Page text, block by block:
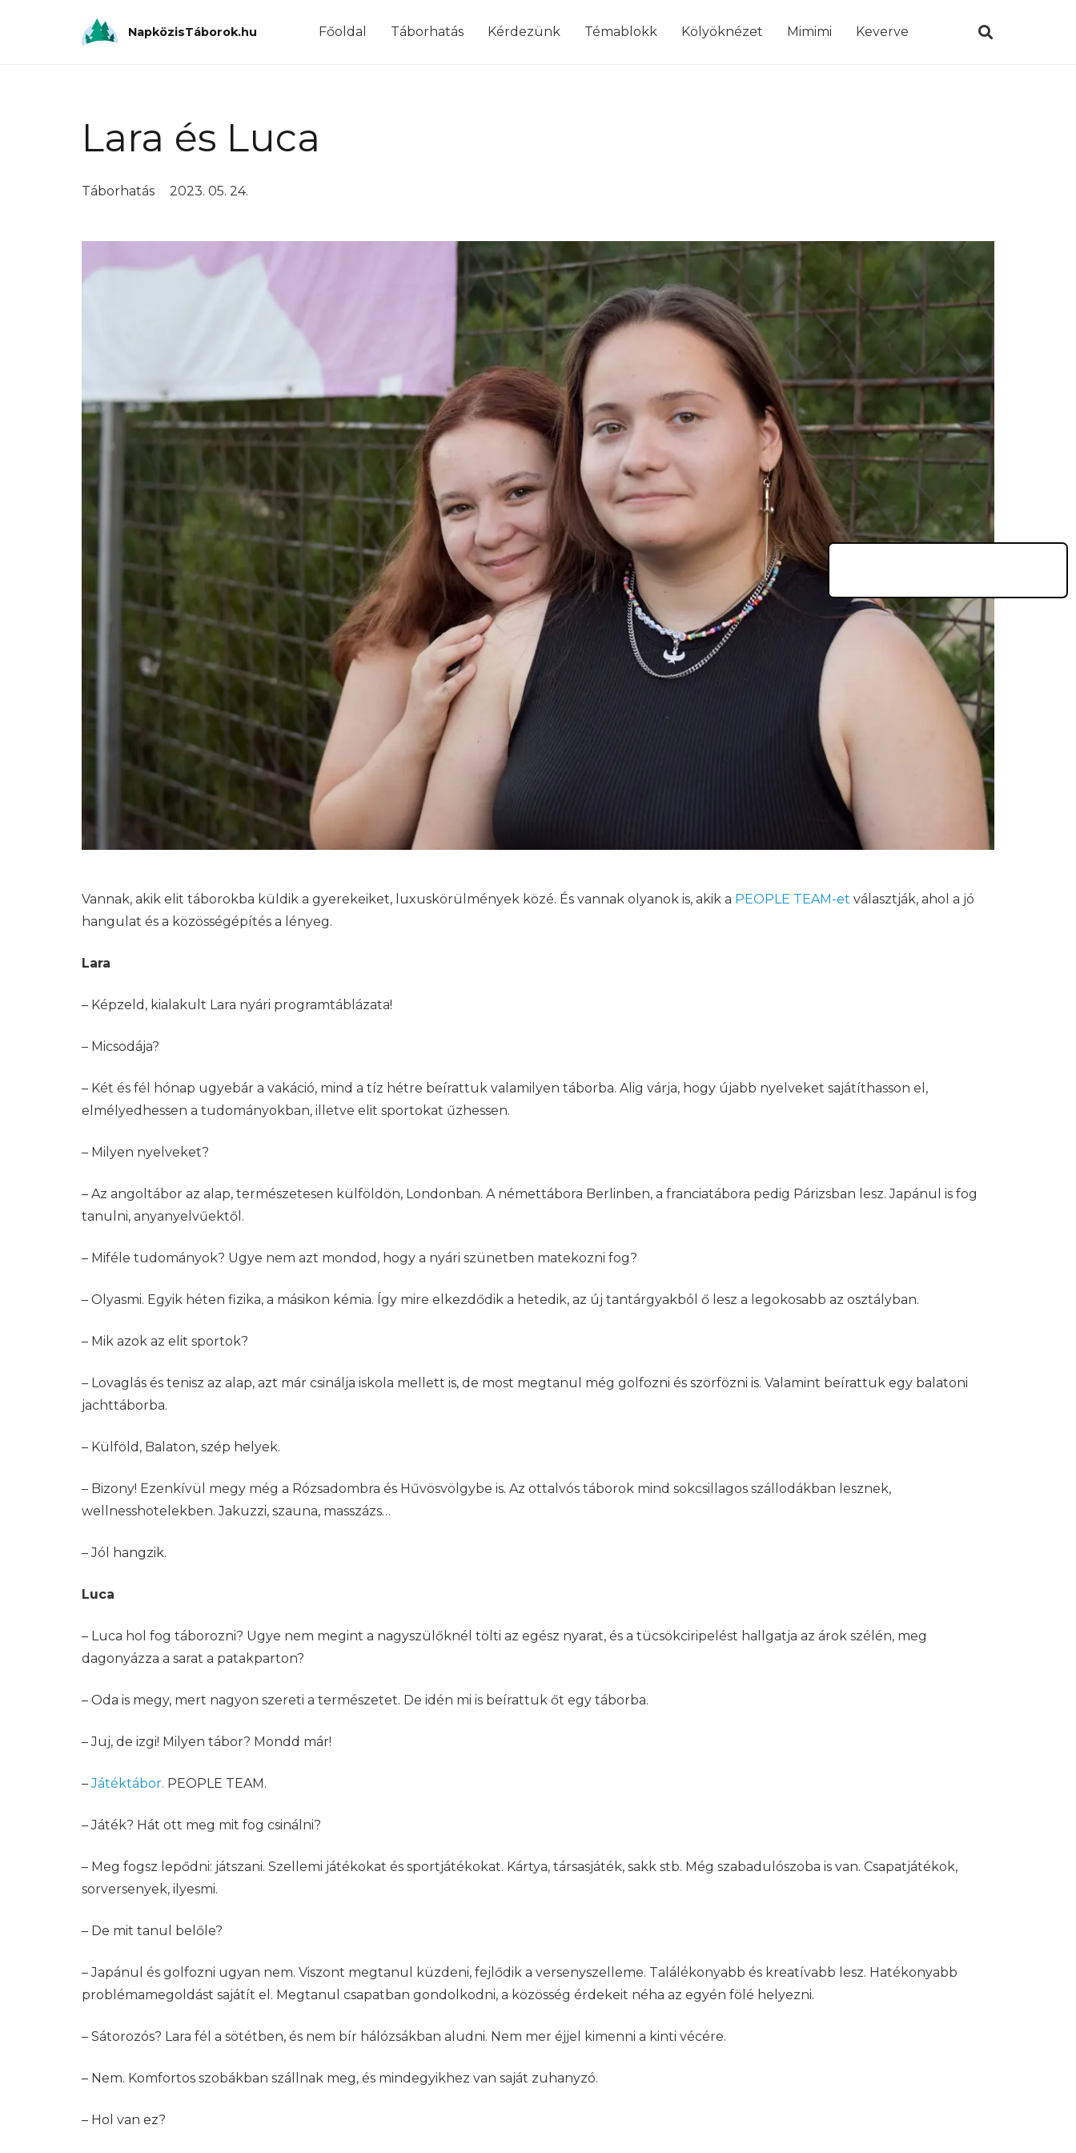
NapközisTáborok.hu Főoldal Táborhatás Kérdezünk Témablokk Kölyöknézet Mimimi Keverve
Lara és Luca
Táborhatás 2023. 05. 24.
Vannak, akik elit táborokba küldik a gyerekeiket, luxuskörülmények közé. És vannak olyanok is, akik a PEOPLE TEAM-et választják, ahol a jó
hangulat és a közösségépítés a lényeg.
Lara
– Képzeld, kialakult Lara nyári programtáblázata!
– Micsodája?
– Két és fél hónap ugyebár a vakáció, mind a tíz hétre beírattuk valamilyen táborba. Alig várja, hogy újabb nyelveket sajátíthasson el,
elmélyedhessen a tudományokban, illetve elit sportokat űzhessen.
– Milyen nyelveket?
– Az angoltábor az alap, természetesen külföldön, Londonban. A némettábora Berlinben, a franciatábora pedig Párizsban lesz. Japánul is fog
tanulni, anyanyelvűektől.
– Miféle tudományok? Ugye nem azt mondod, hogy a nyári szünetben matekozni fog?
– Olyasmi. Egyik héten fizika, a másikon kémia. Így mire elkezdődik a hetedik, az új tantárgyakból ő lesz a legokosabb az osztályban.
– Mik azok az elit sportok?
– Lovaglás és tenisz az alap, azt már csinálja iskola mellett is, de most megtanul még golfozni és szörfözni is. Valamint beírattuk egy balatoni
jachttáborba.
– Külföld, Balaton, szép helyek.
– Bizony! Ezenkívül megy még a Rózsadombra és Hűvösvölgybe is. Az ottalvós táborok mind sokcsillagos szállodákban lesznek,
wellnesshotelekben. Jakuzzi, szauna, masszázs…
– Jól hangzik.
Luca
– Luca hol fog táborozni? Ugye nem megint a nagyszülőknél tölti az egész nyarat, és a tücsökciripelést hallgatja az árok szélén, meg
dagonyázza a sarat a patakparton?
– Oda is megy, mert nagyon szereti a természetet. De idén mi is beírattuk őt egy táborba.
– Juj, de izgi! Milyen tábor? Mondd már!
–Játéktábor. PEOPLE TEAM.
– Játék? Hát ott meg mit fog csinálni?
– Meg fogsz lepődni: játszani. Szellemi játékokat és sportjátékokat. Kártya, társasjáték, sakk stb. Még szabadulószoba is van. Csapatjátékok,
sorversenyek, ilyesmi.
– De mit tanul belőle?
– Japánul és golfozni ugyan nem. Viszont megtanul küzdeni, fejlődik a versenyszelleme. Találékonyabb és kreatívabb lesz. Hatékonyabb
problémamegoldást sajátít el. Megtanul csapatban gondolkodni, a közösség érdekeit néha az egyén fölé helyezni.
– Sátorozós? Lara fél a sötétben, és nem bír hálózsákban aludni. Nem mer éjjel kimenni a kinti vécére.
– Nem. Komfortos szobákban szállnak meg, és mindegyikhez van saját zuhanyzó.
– Hol van ez?